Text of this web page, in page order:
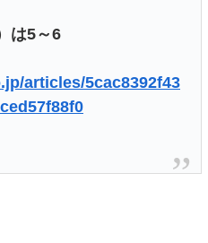
は5～6
articles/5cac8392f43